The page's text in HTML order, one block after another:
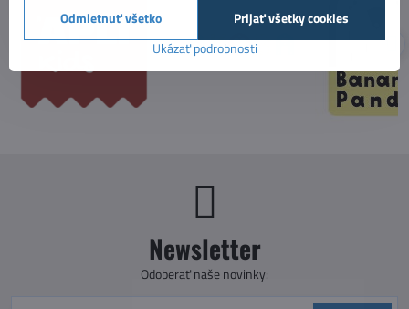
Newsletter
Odoberať naše novinky:
Ukázať podrobnosti
Prijať všetky cookies
Odmietnuť všetko